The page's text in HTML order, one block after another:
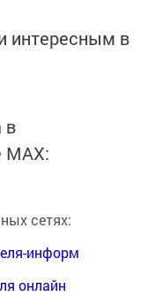
интересным в
в
MАХ:
сетях:
информ
онлайн